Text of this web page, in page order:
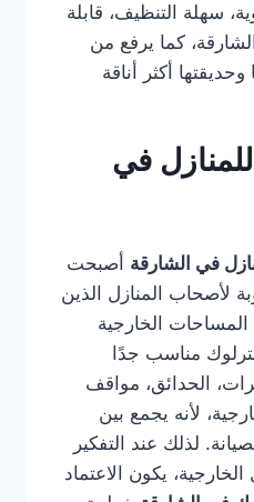
سهلة التنظيف، قابلة
كما يرفع من
أكثر أناقة
في
في الشارقة أصبحت
لأصحاب المنازل الذين
الخارجية
مناسب جدًا
الحدائق، مواقف
لأنه يجمع بين
لذلك عند التفكير
يكون الاعتماد